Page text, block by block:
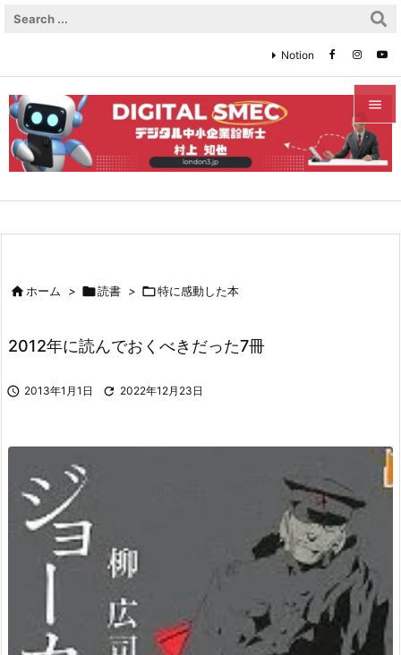


メニュ

Notion
ホーム > 読書 > 特に感動した本
2012年に読んでおくべきだった7冊
 2013年1月1日  2022年12月23日